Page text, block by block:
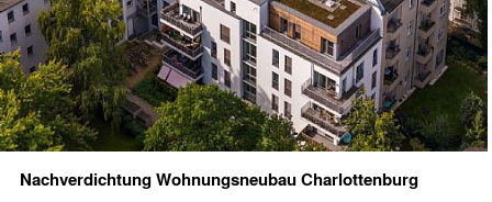
Nachverdichtung Wohnungsneubau Charlottenburg